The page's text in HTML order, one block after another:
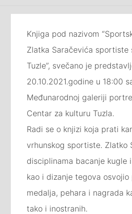
Knjiga pod nazivom
Zlatka Saračevića sportiste
Tuzle”, svečano je
20.10.2021.godine u 18:00
Međunarodnoj galeriji
Centar za kulturu Tuzla.
Radi se o knjizi koja prati
vrhunskog sportiste. Zlatko
disciplinama bacanje kugle
kao i dizanje tegova
medalja, pehara i nagrada
tako i inostranih.